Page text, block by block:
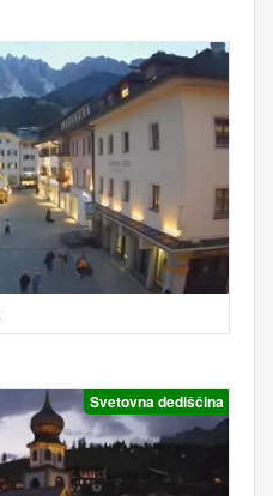
Svetovna dediščina